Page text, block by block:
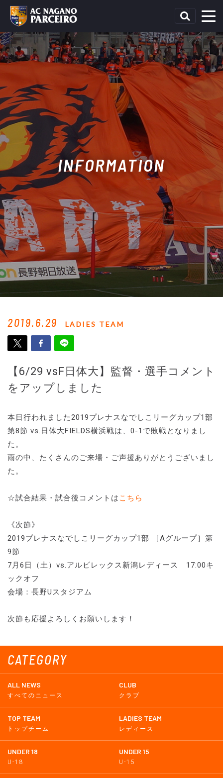
INFORMATION
CATEGORY
ALL NEWS
すべてのニュース
CLUB
クラブ
TOP TEAM
トップチーム
LADIES TEAM
レディース
UNDER 18
U-18
UNDER 15
U-15
2019.6.29 LADIES TEAM
【6/29 vsF日体大】監督・選手コメント
をアップしました
本日行われました2019プレナスなでしこリーグカップ1部
第8節 vs.日体大FIELDS横浜戦は、0-1で敗戦となりまし
た。
雨の中、たくさんのご来場・ご声援ありがとうございまし
た。
☆試合結果・試合後コメントは こちら
《次節》
2019プレナスなでしこリーグカップ1部 ［Aグループ］第
9節
7月6日（土）vs.アルビレックス新潟レディース 17:00キ
ックオフ
会場：長野Uスタジアム
次節も応援よろしくお願いします！